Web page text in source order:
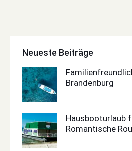
Neueste Beiträge
Brandenburg
Hausbooturlaub
Romantische